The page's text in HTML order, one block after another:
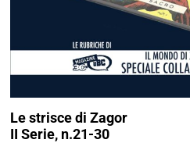
Le strisce di Zagor
II Serie, n.21-30